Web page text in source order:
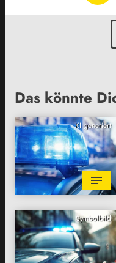
Das könnte
KI generiert
Symbolbild